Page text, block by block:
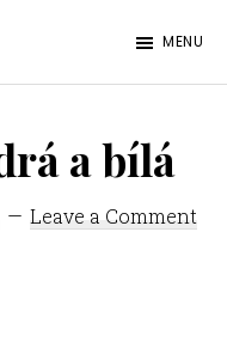
MENU
a bílá
Leave a Comment